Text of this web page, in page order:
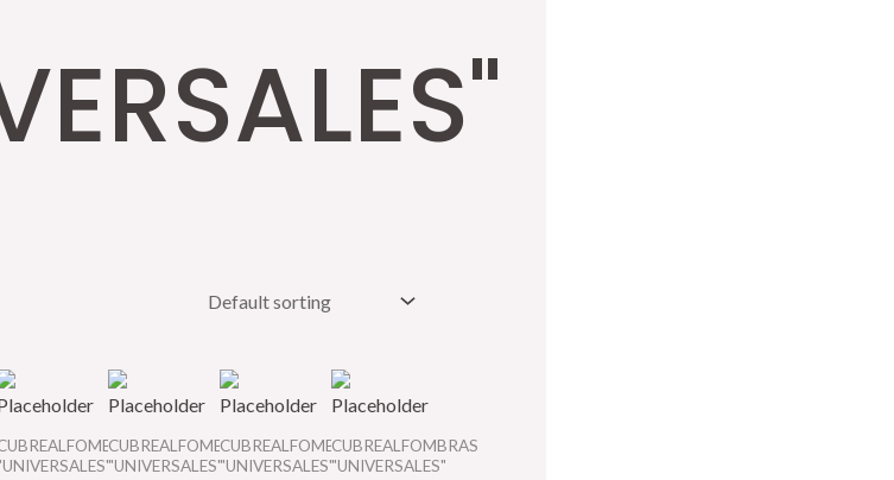
CUBREALFOMBRAS
"UNIVERSALES"
CUBREALFOMBRAS
"UNIVERSALES"
CUBREALFOMBRAS
"UNIVERSALES"